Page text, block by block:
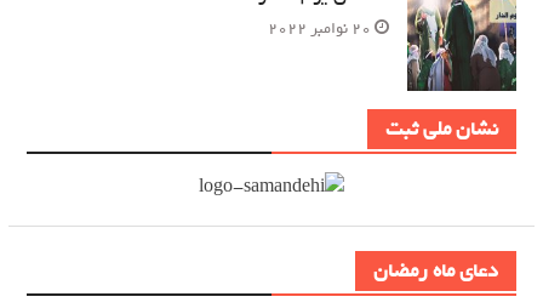
دعای ماه رمضان
20 نوامبر 2022
نشان ملی ثبت